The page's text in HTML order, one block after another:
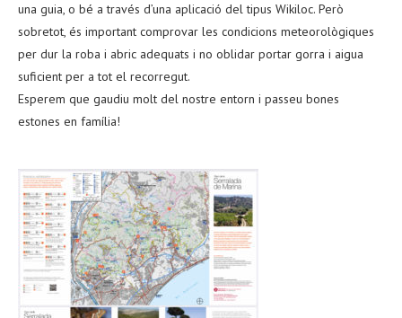
una guia, o bé a través d’una aplicació del tipus Wikiloc. Però
sobretot, és important comprovar les condicions meteorològiques
per dur la roba i abric adequats i no oblidar portar gorra i aigua
suficient per a tot el recorregut.
Esperem que gaudiu molt del nostre entorn i passeu bones
estones en família!